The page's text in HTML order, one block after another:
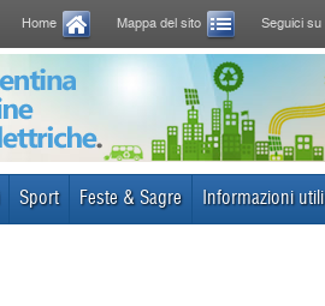
Home Mappa del sito Seguici su
Sport Feste & Sagre Informazioni utili